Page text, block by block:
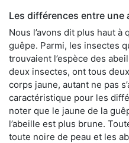
Les différences entre une
Nous l’avons dit plus haut à
guêpe. Parmi, les insectes
trouvaient l’espèce des
deux insectes, ont tous
corps jaune, autant ne pas
caractéristique pour les
noter que le jaune de la
l’abeille est plus brune.
toute noire de peau et les